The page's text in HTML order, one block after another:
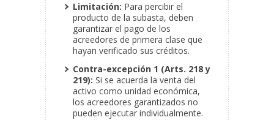
Limitación: Para percibir el
producto de la subasta, deben
garantizar el pago de los
acreedores de primera clase que
hayan verificado sus créditos.
Contra-excepción 1 (Arts. 218 y
219): Si se acuerda la venta del
activo como unidad económica,
los acreedores garantizados no
pueden ejecutar individualmente.